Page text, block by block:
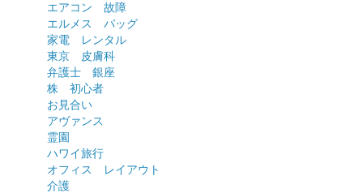
エアコン 故障
エルメス バッグ
家電 レンタル
東京 皮膚科
弁護士 銀座
株 初心者
お見合い
アヴァンス
霊園
ハワイ旅行
オフィス レイアウト
介護